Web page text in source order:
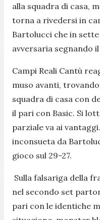
alla squadra di casa,
torna a rivedersi in
Bartolucci che in
avversaria segnando il
Campi Reali Cantù
muso avanti, trovando
squadra di casa con
il pari con Basic. Si
parziale va ai
inconsueta da
gioco sul 29-27.
Sulla falsariga della
nel secondo set
pari con le identiche